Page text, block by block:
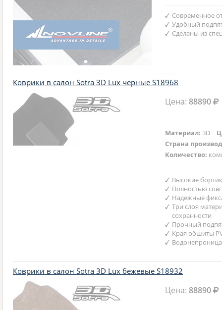
Современное
Удобный
Сделаны из
Коврики в салон Sotra 3D Lux черные S18968
Цена:88890
Материал:3D
Страна
Количество:
Высокие
Полностью
Надежные
Три слоя
сохранности
Прочный
Края обшиты
Коврики в салон Sotra 3D Lux бежевые S18932
Цена:88890